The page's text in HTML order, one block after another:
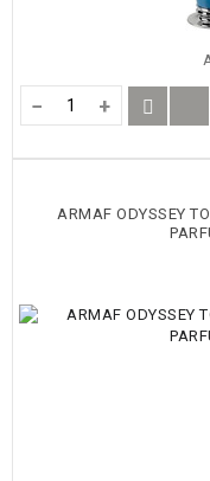
− +
ARMAF ODYSSEY